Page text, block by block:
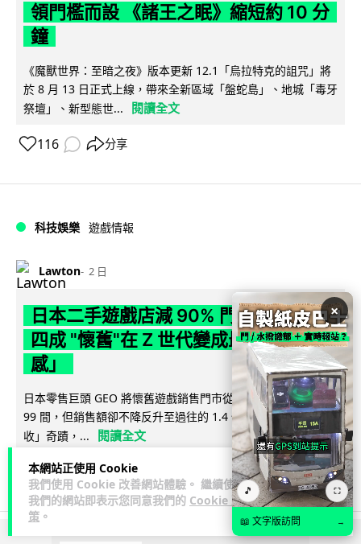
本網站正使用 Cookie
我們使用 Cookie 改善網站體驗。 繼續使用
我們的網站即表示您同意我們的 Cookie 政
策 。
領門檻而設 《諸王之眠》縮短約 10 分
鐘
《魔獸世界：至暗之夜》版本更新 12.1「烏拉特克的詛咒」將
於 8 月 13 日正式上線，帶來全新區域「盤蛇島」、地城「毒牙
祭壇」、新型態世...
閱讀全文
116 分享
科技娛樂 遊戲情報
Lawton 2 日
日本二手遊戲店減 90% 門市 業績反增
四成 "懷舊"在 Z 世代變成最潮「新鮮
感」
日本零售巨頭 GEO 將懷舊遊戲銷售門市從 1,000 間大幅減至
99 間，但銷售額卻不降反升至過往的 1.4 倍。做到「減店增
收」奇蹟，...
閱讀全文
262 20 ↗ 分享
×
🎵 ⛶
📖 文字版訪問 →